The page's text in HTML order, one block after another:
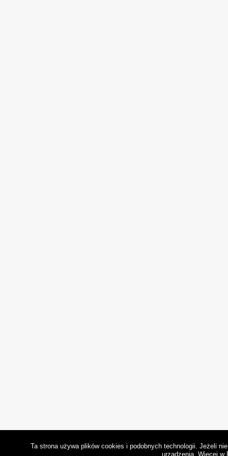
Ta strona używa plików cookies i podobnych technologii. Jeżeli
urządzenia. Więcej w